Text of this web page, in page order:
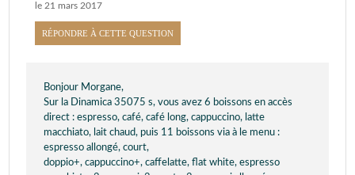
le 21 mars 2017
RÉPONDRE À CETTE QUESTION
Bonjour Morgane,
Sur la Dinamica 35075 s, vous avez 6 boissons en accès
direct : espresso, café, café long, cappuccino, latte
macchiato, lait chaud, puis 11 boissons via à le menu :
espresso allongé, court,
doppio+, cappuccino+, caffelatte, flat white, espresso